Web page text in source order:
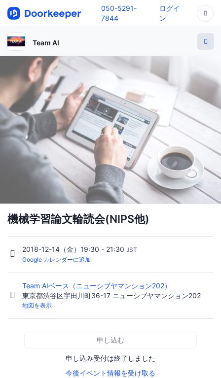
050-5291-
7844
ログイ
ン
Team AI
機械学習論文輪読­­会(NIPS他)
2018-12-14（金）19:30 - 21:30 JST
Google カレンダーに追加
Team AIベース（ニューシブヤマンション202）
東京都渋谷区宇田川町36-17 ニューシブヤマンション202
地図を表示
申し込む
申し込み受付は終了しました
今後イベント情報を受け取る